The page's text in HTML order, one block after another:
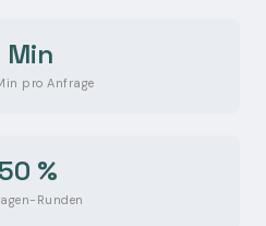
Min
pro Anfrage
%
Runden